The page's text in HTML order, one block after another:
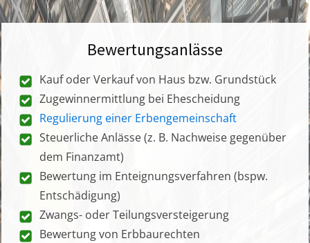
Bewertungsanlässe
Kauf oder Verkauf von Haus bzw. Grundstück
Zugewinnermittlung bei Ehescheidung
Regulierung einer Erbengemeinschaft
Steuerliche Anlässe (z. B. Nachweise gegenüber
dem Finanzamt)
Bewertung im Enteignungsverfahren (bspw.
Entschädigung)
Zwangs- oder Teilungsversteigerung
Bewertung von Erbbaurechten